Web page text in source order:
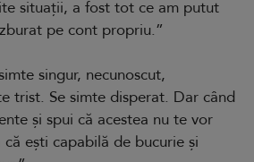
situații, a fost tot ce am putut
pe cont propriu.”
singur, necunoscut,
trist. Se simte disperat. Dar când
și spui că acestea nu te vor
ești capabilă de bucurie și